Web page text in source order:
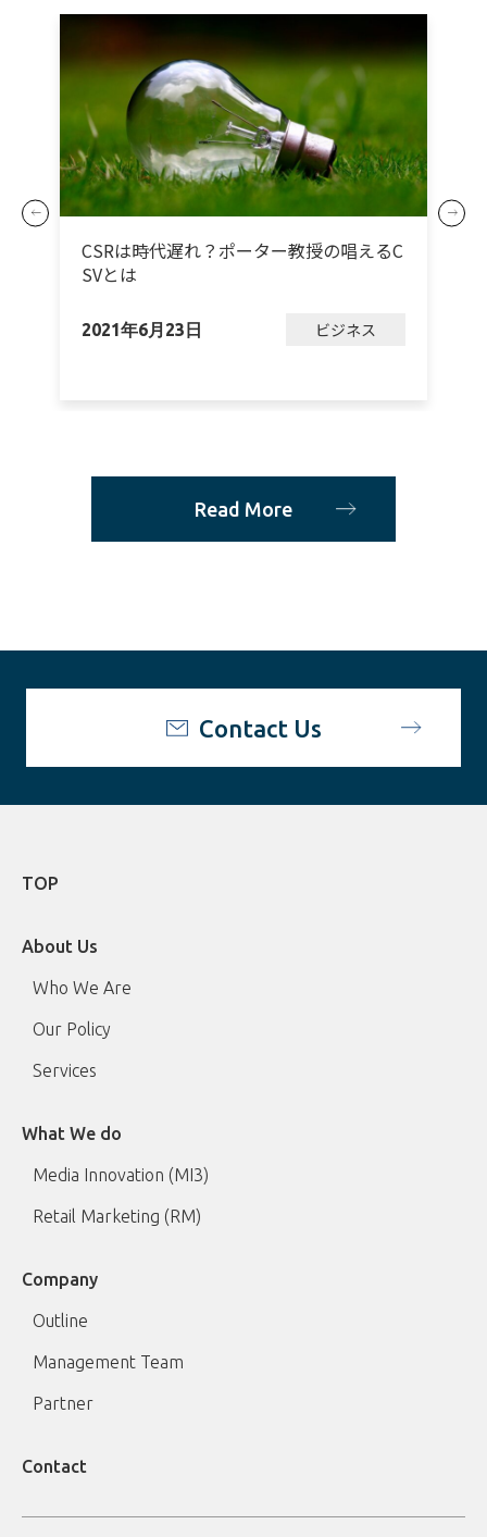
CSRは時代遅れ？ポーター教授の唱えるC
SVとは
2021年6月23日 ビジネス
Read More
Contact Us
TOP
About Us
Who We Are
Our Policy
Services
What We do
Media Innovation (MI3)
Retail Marketing (RM)
Company
Outline
Management Team
Partner
Contact